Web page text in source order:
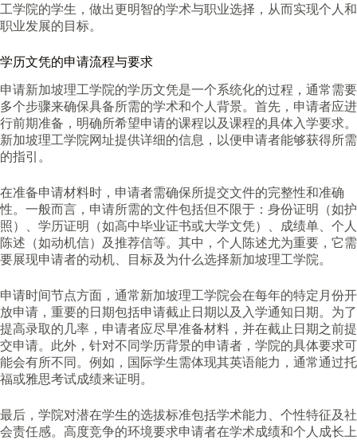
工学院的学生，做出更明智的学术与职业选择，从而实现个人和
职业发展的目标。
学历文凭的申请流程与要求
申请新加坡理工学院的学历文凭是一个系统化的过程，通常需要
多个步骤来确保具备所需的学术和个人背景。首先，申请者应进
行前期准备，明确所希望申请的课程以及课程的具体入学要求。
新加坡理工学院网址提供详细的信息，以便申请者能够获得所需
的指引。
在准备申请材料时，申请者需确保所提交文件的完整性和准确
性。一般而言，申请所需的文件包括但不限于：身份证明（如护
照）、学历证明（如高中毕业证书或大学文凭）、成绩单、个人
陈述（如动机信）及推荐信等。其中，个人陈述尤为重要，它需
要展现申请者的动机、目标及为什么选择新加坡理工学院。
申请时间节点方面，通常新加坡理工学院会在每年的特定月份开
放申请，重要的日期包括申请截止日期以及入学通知日期。为了
提高录取的几率，申请者应尽早准备材料，并在截止日期之前提
交申请。此外，针对不同学历背景的申请者，学院的具体要求可
能会有所不同。例如，国际学生需体现其英语能力，通常通过托
福或雅思考试成绩来证明。
最后，学院对潜在学生的选拔标准包括学术能力、个性特征及社
会责任感。高度竞争的环境要求申请者在学术成绩和个人成长上